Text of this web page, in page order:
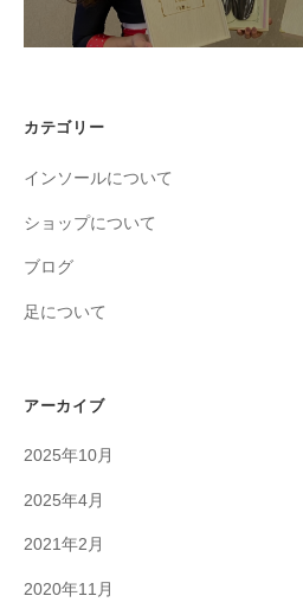
カテゴリー
インソールについて
ショップについて
ブログ
足について
アーカイブ
2025年10月
2025年4月
2021年2月
2020年11月